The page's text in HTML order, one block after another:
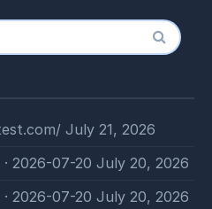
July 21, 2026
2026-07-20 July 20, 2026
2026-07-20 July 20, 2026